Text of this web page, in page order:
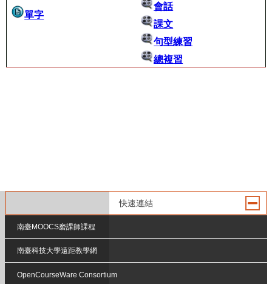
單字
會話
課文
句型練習
總複習
快速連結
南臺MOOCS磨課師課程
南臺科技大學遠距教學網
OpenCourseWare Consortium